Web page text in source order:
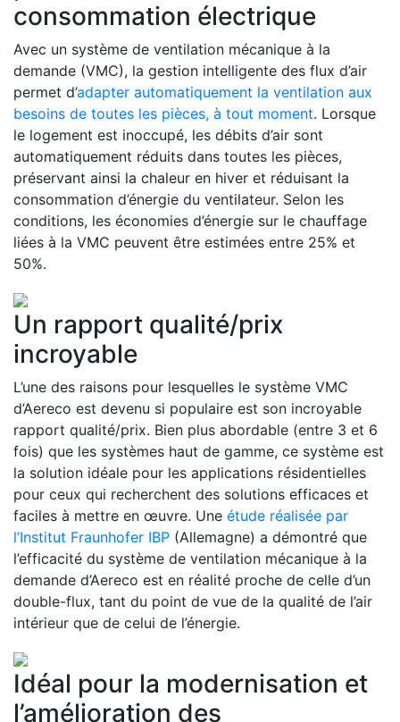
consommation électrique
Avec un système de ventilation mécanique à la
demande (VMC), la gestion intelligente des flux d’air
permet d’adapter automatiquement la ventilation aux
besoins de toutes les pièces, à tout moment. Lorsque
le logement est inoccupé, les débits d’air sont
automatiquement réduits dans toutes les pièces,
préservant ainsi la chaleur en hiver et réduisant la
consommation d’énergie du ventilateur. Selon les
conditions, les économies d’énergie sur le chauffage
liées à la VMC peuvent être estimées entre 25% et
50%.
Un rapport qualité/prix
incroyable
L’une des raisons pour lesquelles le système VMC
d’Aereco est devenu si populaire est son incroyable
rapport qualité/prix. Bien plus abordable (entre 3 et 6
fois) que les systèmes haut de gamme, ce système est
la solution idéale pour les applications résidentielles
pour ceux qui recherchent des solutions efficaces et
faciles à mettre en œuvre. Une étude réalisée par
l’Institut Fraunhofer IBP (Allemagne) a démontré que
l’efficacité du système de ventilation mécanique à la
demande d’Aereco est en réalité proche de celle d’un
double-flux, tant du point de vue de la qualité de l’air
intérieur que de celui de l’énergie.
Idéal pour la modernisation et
l’amélioration des